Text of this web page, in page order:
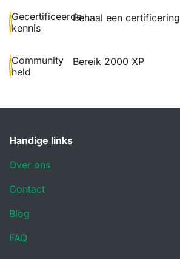
Gecertificeerde
kennis
Behaal een certificering
Community
held
Bereik 2000 XP
Handige links
Over ons
Contact
Blog
FAQ